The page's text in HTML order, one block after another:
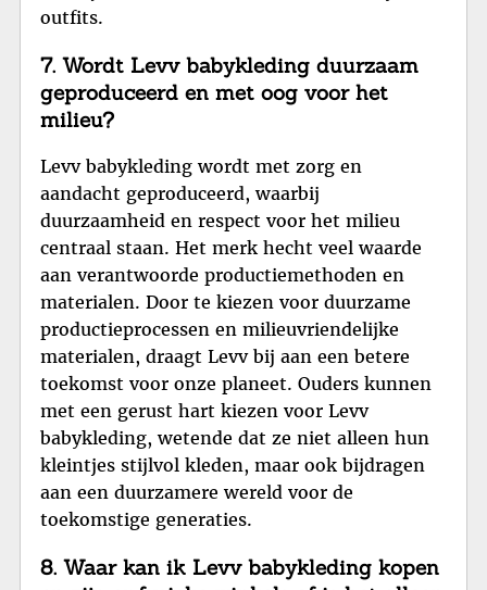
outfits.
7. Wordt Levv babykleding duurzaam
geproduceerd en met oog voor het
milieu?
Levv babykleding wordt met zorg en
aandacht geproduceerd, waarbij
duurzaamheid en respect voor het milieu
centraal staan. Het merk hecht veel waarde
aan verantwoorde productiemethoden en
materialen. Door te kiezen voor duurzame
productieprocessen en milieuvriendelijke
materialen, draagt Levv bij aan een betere
toekomst voor onze planeet. Ouders kunnen
met een gerust hart kiezen voor Levv
babykleding, wetende dat ze niet alleen hun
kleintjes stijlvol kleden, maar ook bijdragen
aan een duurzamere wereld voor de
toekomstige generaties.
8. Waar kan ik Levv babykleding kopen